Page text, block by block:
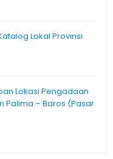
Lokal Provinsi
Lokasi Pengadaan
Palima – Baros (Pasar